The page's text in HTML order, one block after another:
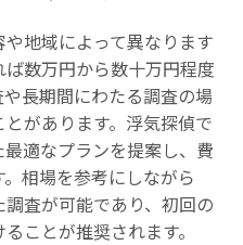
地域によって異なります
数万円から数十万円程度
長期間にわたる調査の場
があります。浮気探偵で
適なプランを提案し、費
相場を参考にしながら
査が可能であり、初回の
ことが推奨されます。